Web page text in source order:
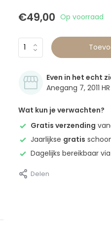
€49,00 Op voorraad
Even in het echt
Anegang 7, 2011
Wat kun je verwachten?
Gratis verzending
Jaarlijkse gratis
Dagelijks bereikbaar
Delen